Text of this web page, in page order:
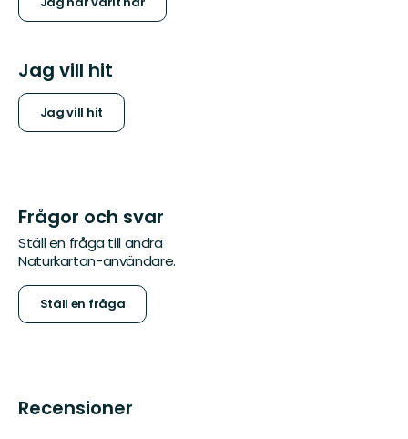
Jag vill hit
Jag vill hit
Frågor och svar
Ställ en fråga till andra
Naturkartan-användare.
Ställ en fråga
Recensioner